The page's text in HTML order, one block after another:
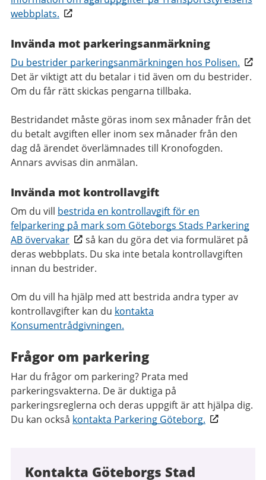
webbplats.
Invända mot parkeringsanmärkning
Du bestrider parkeringsanmärkningen hos Polisen.
Det är viktigt att du betalar i tid även om du bestrider.
Om du får rätt skickas pengarna tillbaka.
Bestridandet måste göras inom sex månader från det
du betalt avgiften eller inom sex månader från den
dag då ärendet överlämnades till Kronofogden.
Annars avvisas din anmälan.
Invända mot kontrollavgift
Om du vill bestrida en kontrollavgift för en
felparkering på mark som Göteborgs Stads Parkering
AB övervakar
så kan du göra det via formuläret på
deras webbplats. Du ska inte betala kontrollavgiften
innan du bestrider.
Om du vill ha hjälp med att bestrida andra typer av
kontrollavgifter kan du kontakta
Konsumentrådgivningen.
Frågor om parkering
Har du frågor om parkering? Prata med
parkeringsvakterna. De är duktiga på
parkeringsreglerna och deras uppgift är att hjälpa dig.
Du kan också kontakta Parkering Göteborg.
Kontakta Göteborgs Stad